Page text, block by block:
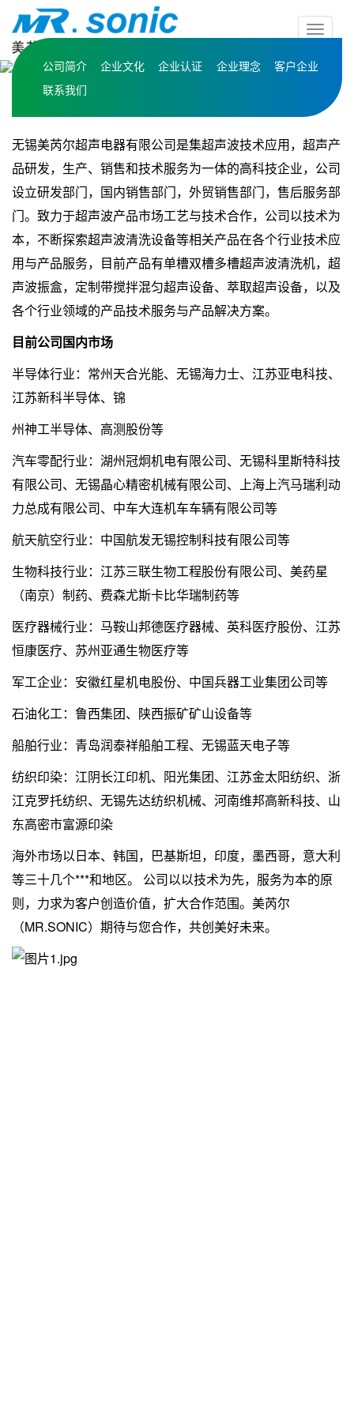
按
公司简介
企业文化 企业认证 企业理念
客户企业
联系我们
无锡美芮尔超声电器有限公司是集超声波技术应用，超声产
品研发，生产、销售和技术服务为一体的高科技企业，公司
设立研发部门，国内销售部门，外贸销售部门，售后服务部
门。致力于超声波产品市场工艺与技术合作，公司以技术为
本，不断探索超声波清洗设备等相关产品在各个行业技术应
用与产品服务，目前产品有单槽双槽多槽超声波清洗机，超
声波振盒，定制带搅拌混匀超声设备、萃取超声设备，以及
各个行业领域的产品技术服务与产品解决方案。
目前公司国内市场
半导体行业：常州天合光能、无锡海力士、江苏亚电科技、
江苏新科半导体、锦
州神工半导体、高测股份等
汽车零配行业：湖州冠炯机电有限公司、无锡科里斯特科技
有限公司、无锡晶心精密机械有限公司、上海上汽马瑞利动
力总成有限公司、中车大连机车车辆有限公司等
航天航空行业：中国航发无锡控制科技有限公司等
生物科技行业：江苏三联生物工程股份有限公司、美药星
（南京）制药、费森尤斯卡比华瑞制药等
医疗器械行业：马鞍山邦德医疗器械、英科医疗股份、江苏
恒康医疗、苏州亚通生物医疗等
军工企业：安徽红星机电股份、中国兵器工业集团公司等
石油化工：鲁西集团、陕西振矿矿山设备等
船舶行业：青岛润泰祥船舶工程、无锡蓝天电子等
纺织印染：江阴长江印机、阳光集团、江苏金太阳纺织、浙
江克罗托纺织、无锡先达纺织机械、河南维邦高新科技、山
东高密市富源印染
海外市场以日本、韩国，巴基斯坦，印度，墨西哥，意大利
等三十几个***和地区。 公司以以技术为先，服务为本的原
则，力求为客户创造价值，扩大合作范围。美芮尔
（MR.SONIC）期待与您合作，共创美好未来。